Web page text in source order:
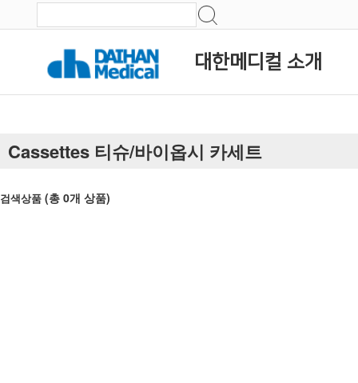
대한메디컬 소개
Cassettes 티슈/바이옵시 카세트
검색상품 (총 0개 상품)